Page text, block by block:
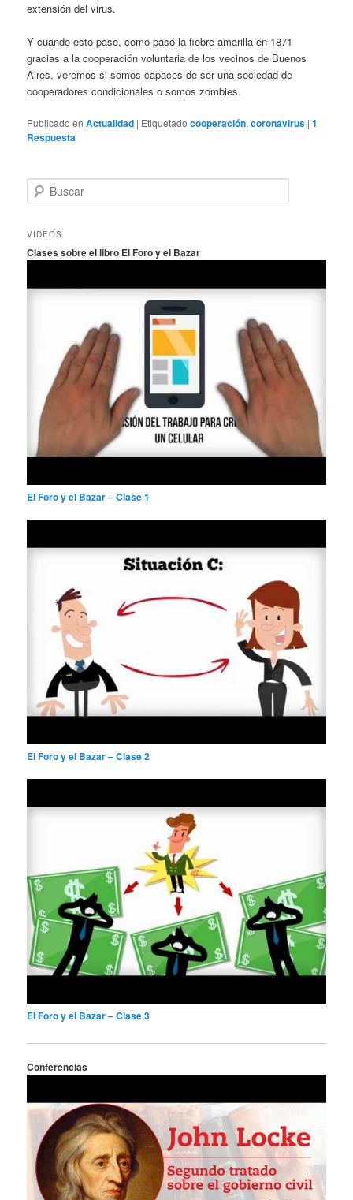
extensión del virus.
Y cuando esto pase, como pasó la fiebre amarilla en 1871
gracias a la cooperación voluntaria de los vecinos de Buenos
Aires, veremos si somos capaces de ser una sociedad de
cooperadores condicionales o somos zombies.
Publicado en Actualidad | Etiquetado cooperación,coronavirus |1
Respuesta
u
c
r
VIDEOS
Clases sobre el libro El Foro y el Bazar
El Foro y el Bazar – Clase 1
El Foro y el Bazar – Clase 2
El Foro y el Bazar – Clase 3
Conferencias